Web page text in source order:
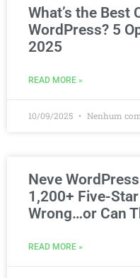
What’s the Best
WordPress? 5
2025
READ MORE »
10/09/2025 Nenhum
Neve
1,200+ Five-
Wrong…or Can
READ MORE »